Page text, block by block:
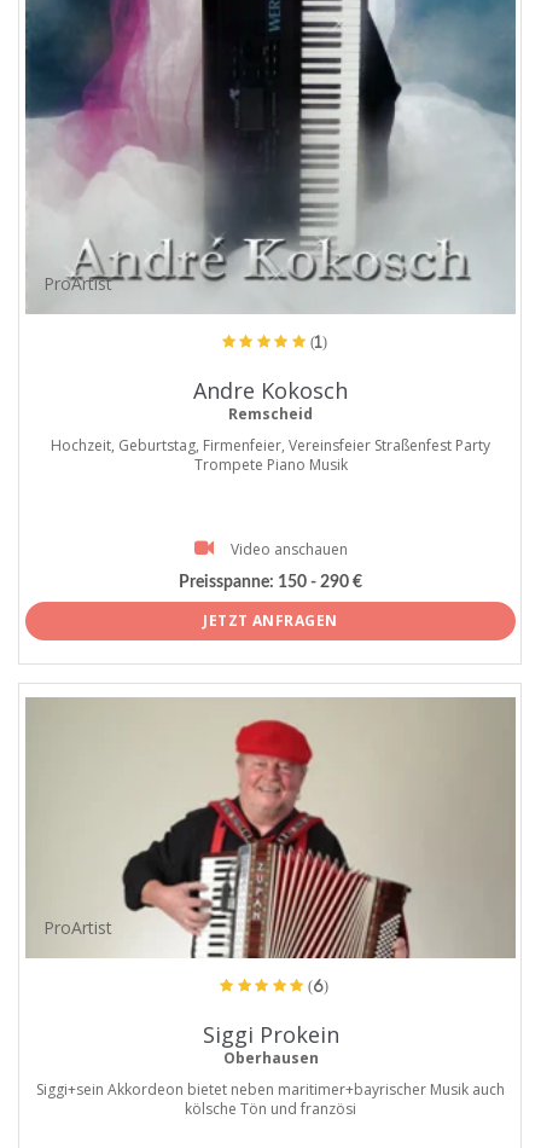
ProArtist
(1)
Andre Kokosch
Remscheid
Hochzeit, Geburtstag, Firmenfeier, Vereinsfeier Straßenfest Party
Trompete Piano Musik
Video anschauen
Preisspanne: 150 - 290 €
JETZT ANFRAGEN
ProArtist
(6)
Siggi Prokein
Oberhausen
Siggi+sein Akkordeon bietet neben maritimer+bayrischer Musik auch
kölsche Tön und französi